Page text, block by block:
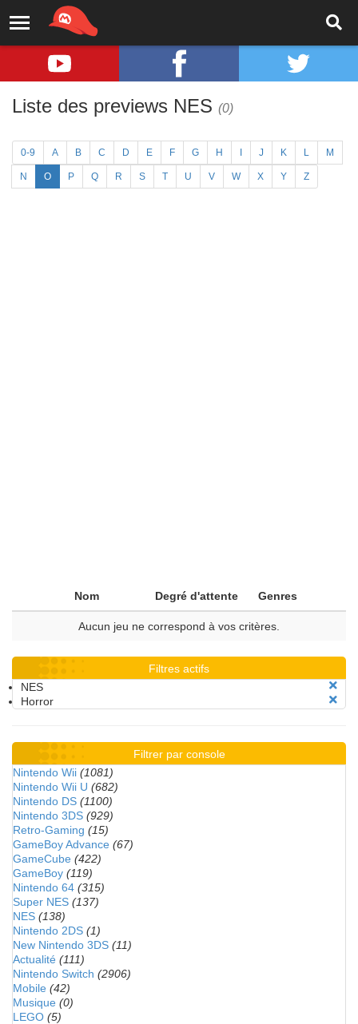
Liste des previews NES (0)
0-9 A B C D E F G H J K L M
N O P Q R S T U V W X Y Z
Nom Degré d'attente Genres
Aucun jeu ne correspond à vos critères.
Filtres actifs
NES
Horror
Filtrer par console
Nintendo Wii (1081)
Nintendo Wii U (682)
Nintendo DS (1100)
Nintendo 3DS (929)
Retro-Gaming (15)
GameBoy Advance (67)
GameCube (422)
GameBoy (119)
Nintendo 64 (315)
Super NES (137)
NES (138)
Nintendo 2DS (1)
New Nintendo 3DS (11)
Actualité (111)
Nintendo Switch (2906)
Mobile (42)
Musique (0)
LEGO (5)